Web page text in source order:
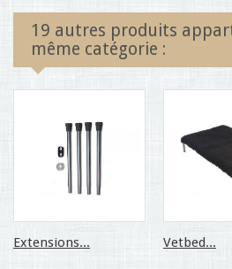
19 autres produits
même catégorie :
Extensions... Vetbed...